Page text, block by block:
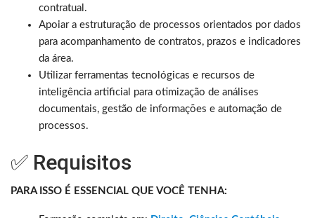
contratual.
Apoiar a estruturação de processos orientados por dados
para acompanhamento de contratos, prazos e indicadores
da área.
Utilizar ferramentas tecnológicas e recursos de
inteligência artificial para otimização de análises
documentais, gestão de informações e automação de
processos.
✅ Requisitos
PARA ISSO É ESSENCIAL QUE VOCÊ TENHA: